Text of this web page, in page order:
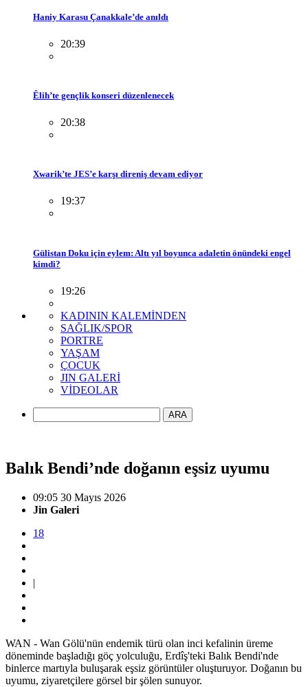
Haniy Karasu Çanakkale’de anıldı
20:39
Êlih’te gençlik konseri düzenlenecek
20:38
Xwarik’te JES’e karşı direniş devam ediyor
19:37
Gülistan Doku için eylem: Altı yıl boyunca adaletin önündeki engel
kimdi?
19:26
KADININ KALEMİNDEN
SAĞLIK/SPOR
PORTRE
YAŞAM
ÇOCUK
JIN GALERİ
VİDEOLAR
ARA
Balık Bendi’nde doğanın eşsiz uyumu
09:05 30 Mayıs 2026
Jin Galeri
18
|
WAN - Wan Gölü'nün endemik türü olan inci kefalinin üreme
döneminde başladığı göç yolculuğu, Erdîş'teki Balık Bendi'nde
binlerce martıyla buluşarak eşsiz görüntüler oluşturuyor. Doğanın bu
uyumu, ziyaretçilere görsel bir şölen sunuyor.